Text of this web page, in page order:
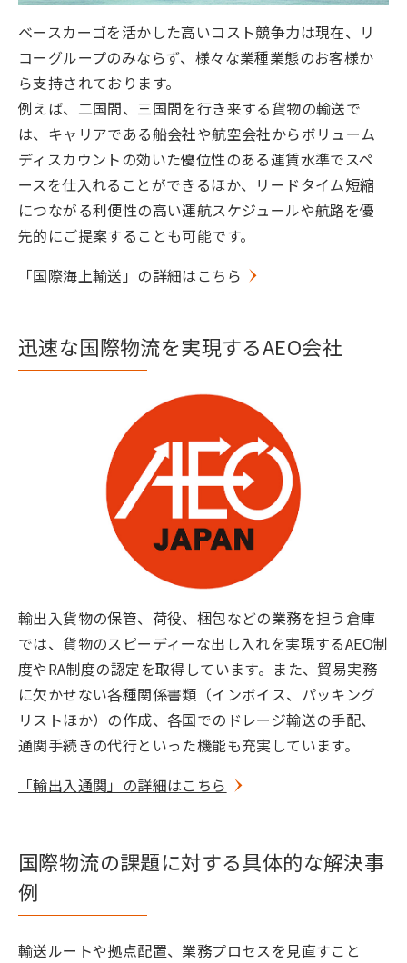
ベースカーゴを活かした高いコスト競争力は現在、リ
コーグループのみならず、様々な業種業態のお客様か
ら支持されております。
例えば、二国間、三国間を行き来する貨物の輸送で
は、キャリアである船会社や航空会社からボリューム
ディスカウントの効いた優位性のある運賃水準でスペ
ースを仕入れることができるほか、リードタイム短縮
につながる利便性の高い運航スケジュールや航路を優
先的にご提案することも可能です。
「国際海上輸送」の詳細はこちら
迅速な国際物流を実現するAEO会社
輸出入貨物の保管、荷役、梱包などの業務を担う倉庫
では、貨物のスピーディーな出し入れを実現するAEO制
度やRA制度の認定を取得しています。また、貿易実務
に欠かせない各種関係書類（インボイス、パッキング
リストほか）の作成、各国でのドレージ輸送の手配、
通関手続きの代行といった機能も充実しています。
「輸出入通関」の詳細はこちら
国際物流の課題に対する具体的な解決事
例
輸送ルートや拠点配置、業務プロセスを見直すこと